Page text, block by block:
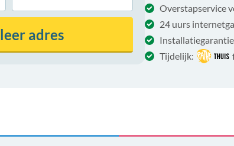
adres
Overstapservice
24 uurs
Tijdelijk: